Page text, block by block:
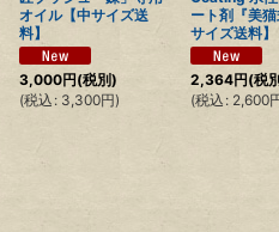
オイル【中サイズ送
料】
3,000円(税別)
(税込 : 3,300円)
ート剤『美
サイズ送料】
2,364円(税
(税込 : 2,600